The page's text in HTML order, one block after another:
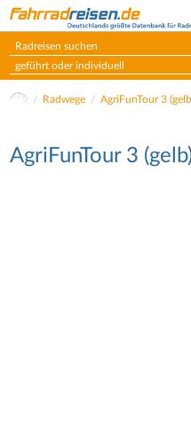
geführt oder individuell
Radwege AgriFunTour 3
AgriFunTour 3